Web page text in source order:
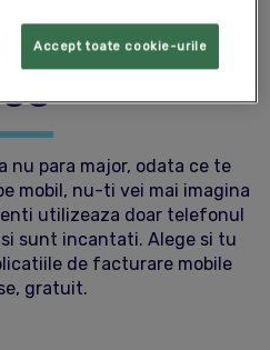
Android si
nu para major, odata ce te
mobil, nu-ti vei mai imagina
utilizeaza doar telefonul
sunt incantati. Alege si tu
de facturare mobile
gratuit.
Accept toate cookie-urile